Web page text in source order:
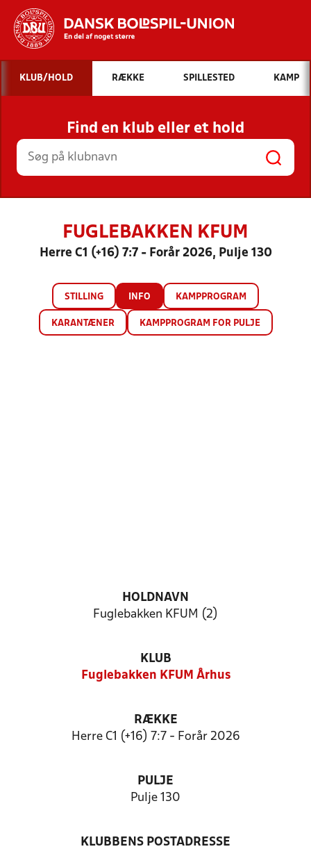
Hvad vil du søge efter?
INDHOLD OG NYHEDER
STILLINGER, RESULTATER, KLUBBER OG
HOLD
KLUB/HOLD RÆKKE SPILLESTED KAMP
Find en klub eller et hold
FUGLEBAKKEN KFUM
Herre C1 (+16) 7:7 - Forår 2026, Pulje 130
STILLING INFO KAMPPROGRAM
KARANTÆNER KAMPPROGRAM FOR PULJE
HOLDNAVN
Fuglebakken KFUM (2)
KLUB
Fuglebakken KFUM Århus
RÆKKE
Herre C1 (+16) 7:7 - Forår 2026
PULJE
Pulje 130
KLUBBENS POSTADRESSE